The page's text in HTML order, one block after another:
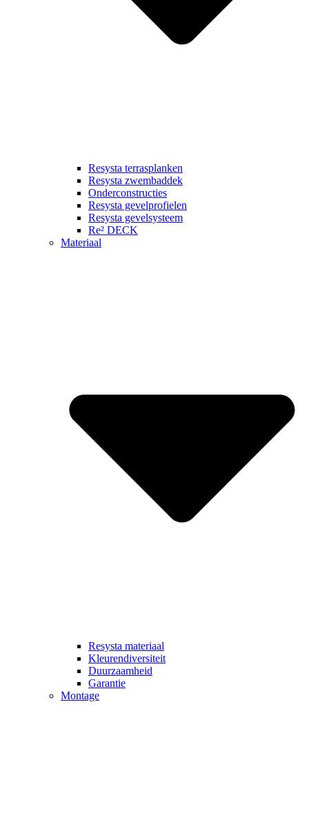
Resysta terrasplanken
Resysta zwembaddek
Onderconstructies
Resysta gevelprofielen
Resysta gevelsysteem
Re² DECK
Materiaal
Resysta materiaal
Kleurendiversiteit
Duurzaamheid
Garantie
Montage